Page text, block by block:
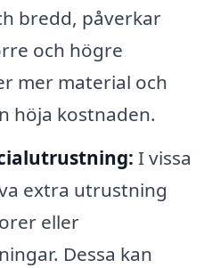
bredd, påverkar
och högre
mer material och
höja kostnaden.
I vissa
extra utrustning
eller
Dessa kan